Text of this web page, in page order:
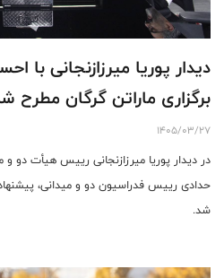
دیدار پوریا میرزازنجانی با
برگزاری ماراتن گرگان مطرح
1405/03/27
در دیدار پوریا میرزازنجانی رییس هیأت دو
حدادی رییس فدراسیون دو و میدانی،
شد.